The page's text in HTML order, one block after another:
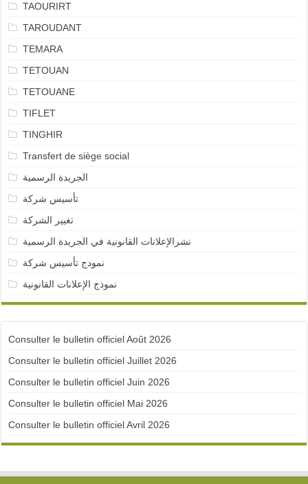
TAOURIRT
TAROUDANT
TEMARA
TETOUAN
TETOUANE
TIFLET
TINGHIR
Transfert de siège social
الجريدة الرسمية
تأسيس شركة
تغيير الشركة
نشرالإعلانات القانونية في الجريدة الرسمية
نمودج تأسيس شركة
نموذج الإعلانات القانونية
Consulter le bulletin officiel Août 2026
Consulter le bulletin officiel Juillet 2026
Consulter le bulletin officiel Juin 2026
Consulter le bulletin officiel Mai 2026
Consulter le bulletin officiel Avril 2026